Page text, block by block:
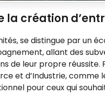
la création
se distingue par un
allant des
de leur propre
et d’Industrie, comme
pour ceux qui